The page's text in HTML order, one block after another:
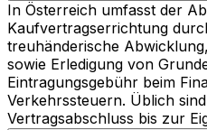
In Österreich umfasst der
Kaufvertragserrichtung
treuhänderische
sowie Erledigung von
Eintragungsgebühr beim
Verkehrssteuern. Üblich
Vertragsabschluss bis zur